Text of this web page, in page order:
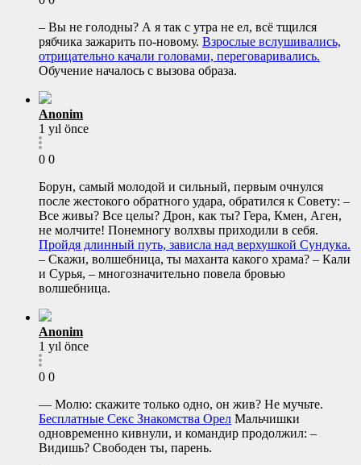
– Вы не голодны? А я так с утра не ел, всё тщился
рябчика зажарить по-новому. Взрослые вслушивались,
отрицательно качали головами, переговаривались.
Обучение началось с вызова образа.
Anonim
1 yıl önce
0 0
Борун, самый молодой и сильный, первым очнулся
после жестокого обратного удара, обратился к Совету: –
Все живы? Все целы? Дрон, как ты? Гера, Кмен, Аген,
не молчите! Понемногу волхвы приходили в себя.
Пройдя длинный путь, зависла над верхушкой Сундука.
– Скажи, волшебница, ты маханта какого храма? – Кали
и Сурья, – многозначительно повела бровью
волшебница.
Anonim
1 yıl önce
0 0
— Молю: скажите только одно, он жив? Не мучьте.
Бесплатные Секс Знакомства Орел Мальчишки
одновременно кивнули, и командир продолжил: –
Видишь? Свободен ты, парень.